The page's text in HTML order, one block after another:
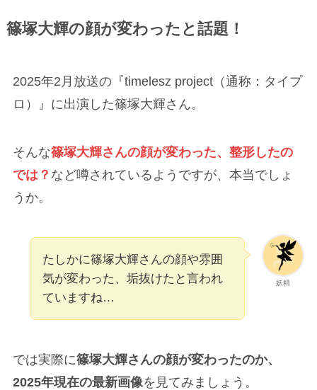
篠塚大輝の顔が変わったと話題！
2025年2月放送の『timelesz project（通称：タイプ
ロ）』に出演した篠塚大輝さん。
そんな篠塚大輝さんの顔が変わった、整形したの
では？ など噂されているようですが、本当でしょ
うか。
妖精
たしかに篠塚大輝さんの顔や雰囲
気が変わった、垢抜けたと言われ
ていますね…
では実際に篠塚大輝さんの顔が変わったのか、
2025年現在の最新画像を見てみましょう。